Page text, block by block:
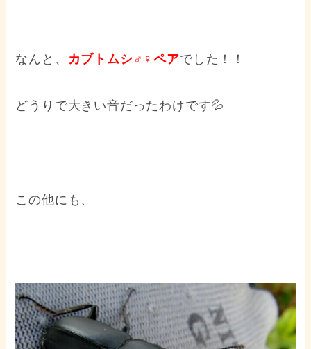
なんと、 カブトムシ♂♀ペアでした！！
どうりで大きい音だったわけです💦
この他にも、